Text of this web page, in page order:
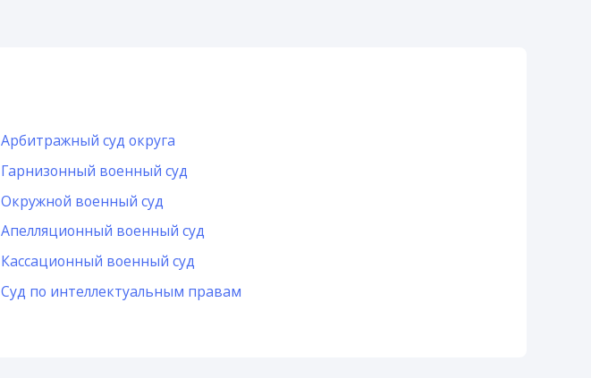
Арбитражный суд округа
Гарнизонный военный суд
Окружной военный суд
Апелляционный военный суд
Кассационный военный суд
Суд по интеллектуальным правам